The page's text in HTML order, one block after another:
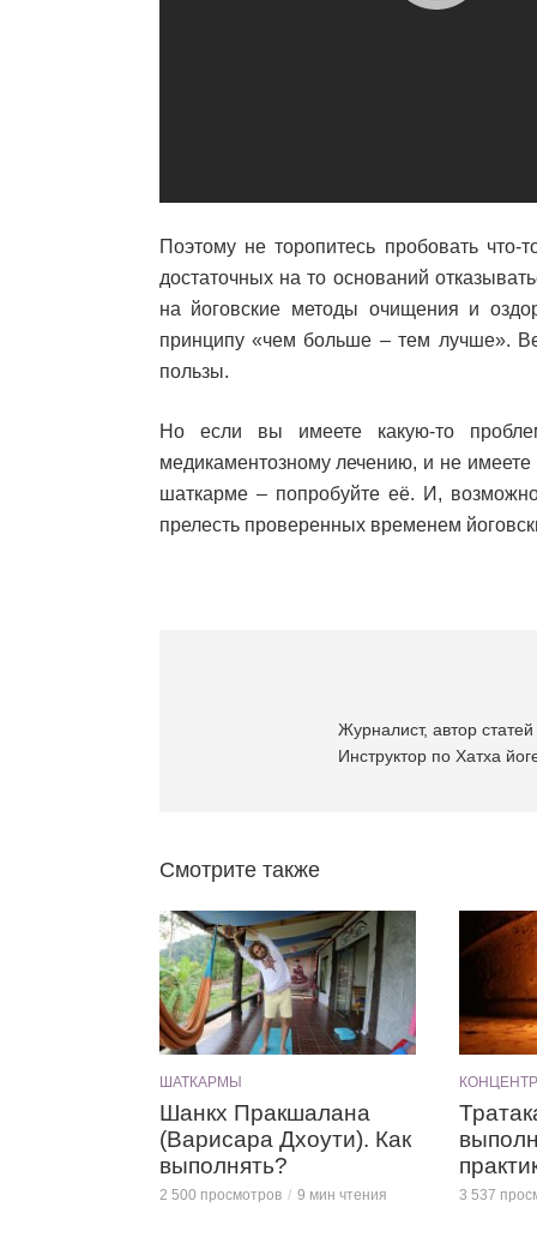
Поэтому не торопитесь пробовать
достаточных на то оснований
на йоговские методы очищения и
принципу «чем больше – тем лучше».
пользы.
Но если вы имеете какую-то
медикаментозному лечению, и не
шаткарме – попробуйте её. И,
прелесть проверенных временем
Журналист, автор
Инструктор по Хатха
Смотрите также
ШАТКАРМЫ
Шанкх Пракшалана
(Варисара Дхоути). Как
выполнять?
2 500 просмотров 9 мин чтения 3 537